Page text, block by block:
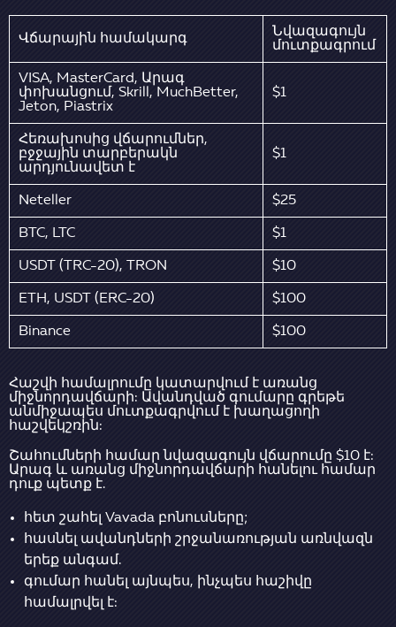
Վճարային համակարգ
Նվազագույն
մուտքագրում
VISA, MasterCard, Արագ
փոխանցում, Skrill, MuchBetter,
Jeton, Piastrix
$1
Հեռախոսից վճարումներ,
բջջային տարբերակն
արդյունավետ է
$1
Neteller $25
BTC, LTC $1
USDT (TRC-20), TRON $10
ETH, USDT (ERC-20) $100
Binance $100
Հաշվի համալրումը կատարվում է առանց
միջնորդավճարի: Ավանդված գումարը գրեթե
անմիջապես մուտքագրվում է խաղացողի
հաշվեկշռին:
Շահումների համար նվազագույն վճարումը $10 է:
Արագ և առանց միջնորդավճարի հանելու համար
դուք պետք է.
հետ շահել Vavada բոնուսները;
հասնել ավանդների շրջանառության առնվազն
երեք անգամ.
գումար հանել այնպես, ինչպես հաշիվը
համալրվել է: